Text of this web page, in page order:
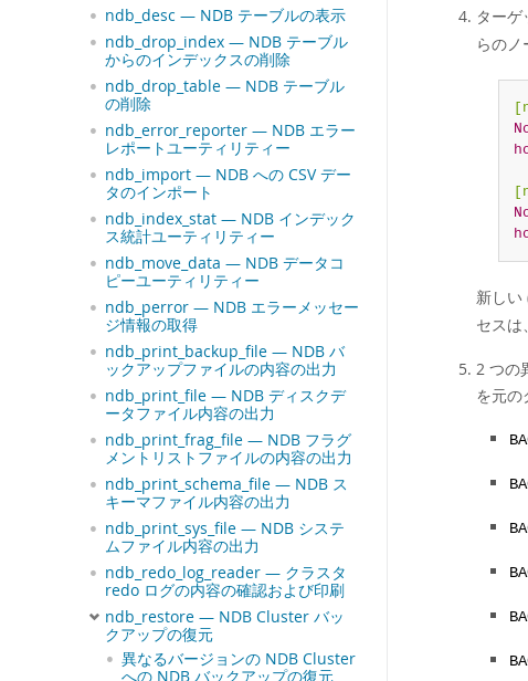
ndb_desc — NDB テーブルの表示
ndb_drop_index — NDB テーブル
からのインデックスの削除
ndb_drop_table — NDB テーブル
の削除
ndb_error_reporter — NDB エラー
レポートユーティリティー
ndb_import — NDB への CSV デー
タのインポート
ndb_index_stat — NDB インデック
ス統計ユーティリティー
ndb_move_data — NDB データコ
ピーユーティリティー
ndb_perror — NDB エラーメッセー
ジ情報の取得
ndb_print_backup_file — NDB バ
ックアップファイルの内容の出力
ndb_print_file — NDB ディスクデ
ータファイル内容の出力
ndb_print_frag_file — NDB フラグ
メントリストファイルの内容の出力
ndb_print_schema_file — NDB ス
キーマファイル内容の出力
ndb_print_sys_file — NDB システ
ムファイル内容の出力
ndb_redo_log_reader — クラスタ
redo ログの内容の確認および印刷
ndb_restore — NDB Cluster バッ
クアップの復元
異なるバージョンの NDB Cluster
への NDB バックアップの復元
ター
らの
新しい
セスは、
2 つの
を元の